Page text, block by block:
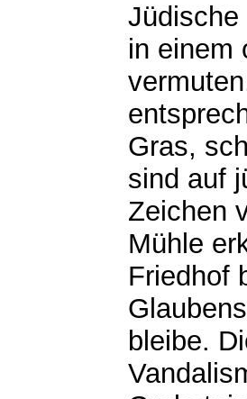
Jüdische
in einem
Gras,
sind auf
Zeichen
Mühle
Friedhof
bleibe.